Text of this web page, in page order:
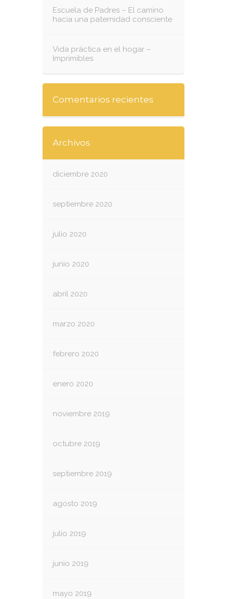
Escuela de Padres – El camino
hacia una paternidad consciente
Vida práctica en el hogar –
Imprimibles
Comentarios recientes
Archivos
diciembre 2020
septiembre 2020
julio 2020
junio 2020
abril 2020
marzo 2020
febrero 2020
enero 2020
noviembre 2019
octubre 2019
septiembre 2019
agosto 2019
julio 2019
junio 2019
mayo 2019